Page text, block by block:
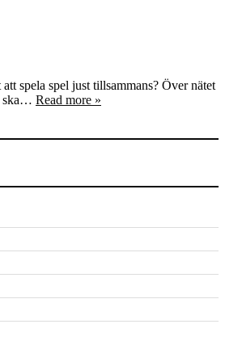
spela spel just tillsammans? Över nätet
ska… Read more »